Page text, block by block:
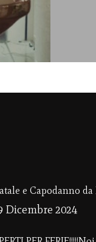
e Capodanno da
Dicembre 2024